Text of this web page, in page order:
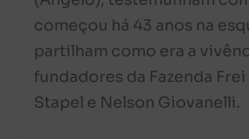
começou há 43 anos na
partilham como era a
fundadores da Fazenda Frei
Stapel e Nelson Giovanelli.